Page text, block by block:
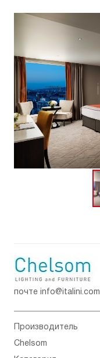
почте
info@italini.com
Производитель
Chelsom